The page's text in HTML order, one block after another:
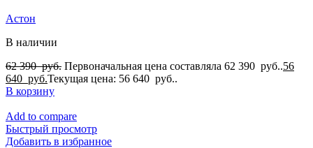
Астон
В наличии
62 390руб. Первоначальная цена составляла 62 390 руб..56
640 руб.Текущая цена: 56 640 руб..
В корзину
Add to compare
Быстрый просмотр
Добавить в избранное